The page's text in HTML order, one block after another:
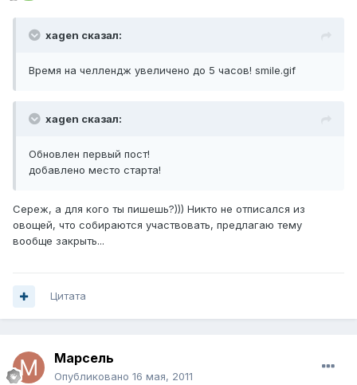
xagen сказал:
Время на челлендж увеличено до 5 часов! smile.gif
xagen сказал:
Обновлен первый пост!
добавлено место старта!
Сереж, а для кого ты пишешь?))) Никто не отписался из
овощей, что собираются участвовать, предлагаю тему
вообще закрыть...
Цитата
Марсель
Опубликовано 16 мая, 2011